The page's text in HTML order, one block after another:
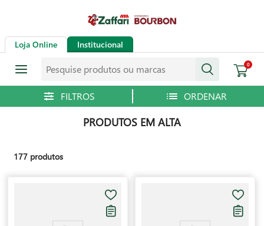
Loja Online Institucional
0
PRODUTOS EM ALTA
177 produtos